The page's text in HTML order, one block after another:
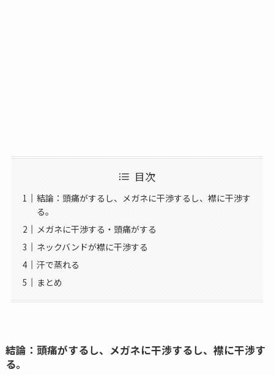
目次
結論：頭痛がするし、メガネに干渉するし、襟に干渉す
る。
メガネに干渉する・頭痛がする
ネックバンドが襟に干渉する
汗で蒸れる
まとめ
結論：頭痛がするし、メガネに干渉するし、襟に干渉す
る。